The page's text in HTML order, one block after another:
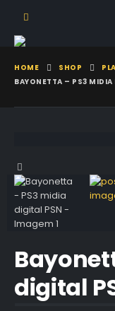
HOME SHOP
BAYONETTA – PS3 MIDIA
digital